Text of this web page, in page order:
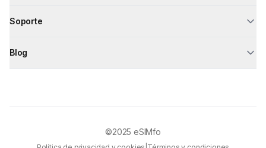
Soporte
Blog
©2025 eSIMfo